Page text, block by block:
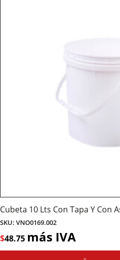
Cubeta 10 Lts Con Tapa Y Con
SKU: VNO0169.002
$48.75 más IVA